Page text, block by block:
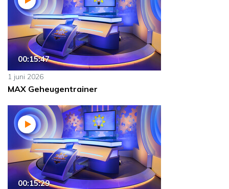
00:15:47
1 juni 2026
MAX Geheugentrainer
00:15:29